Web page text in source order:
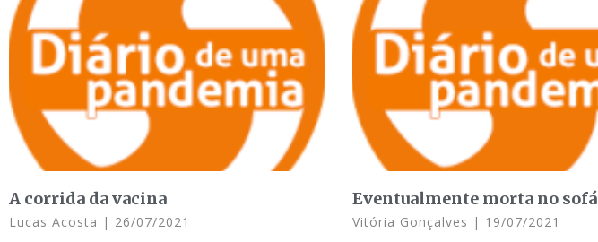
A corrida da vacina
Lucas Acosta 26/07/2021
Eventualmente morta no sofá
Vitória Gonçalves 19/07/2021